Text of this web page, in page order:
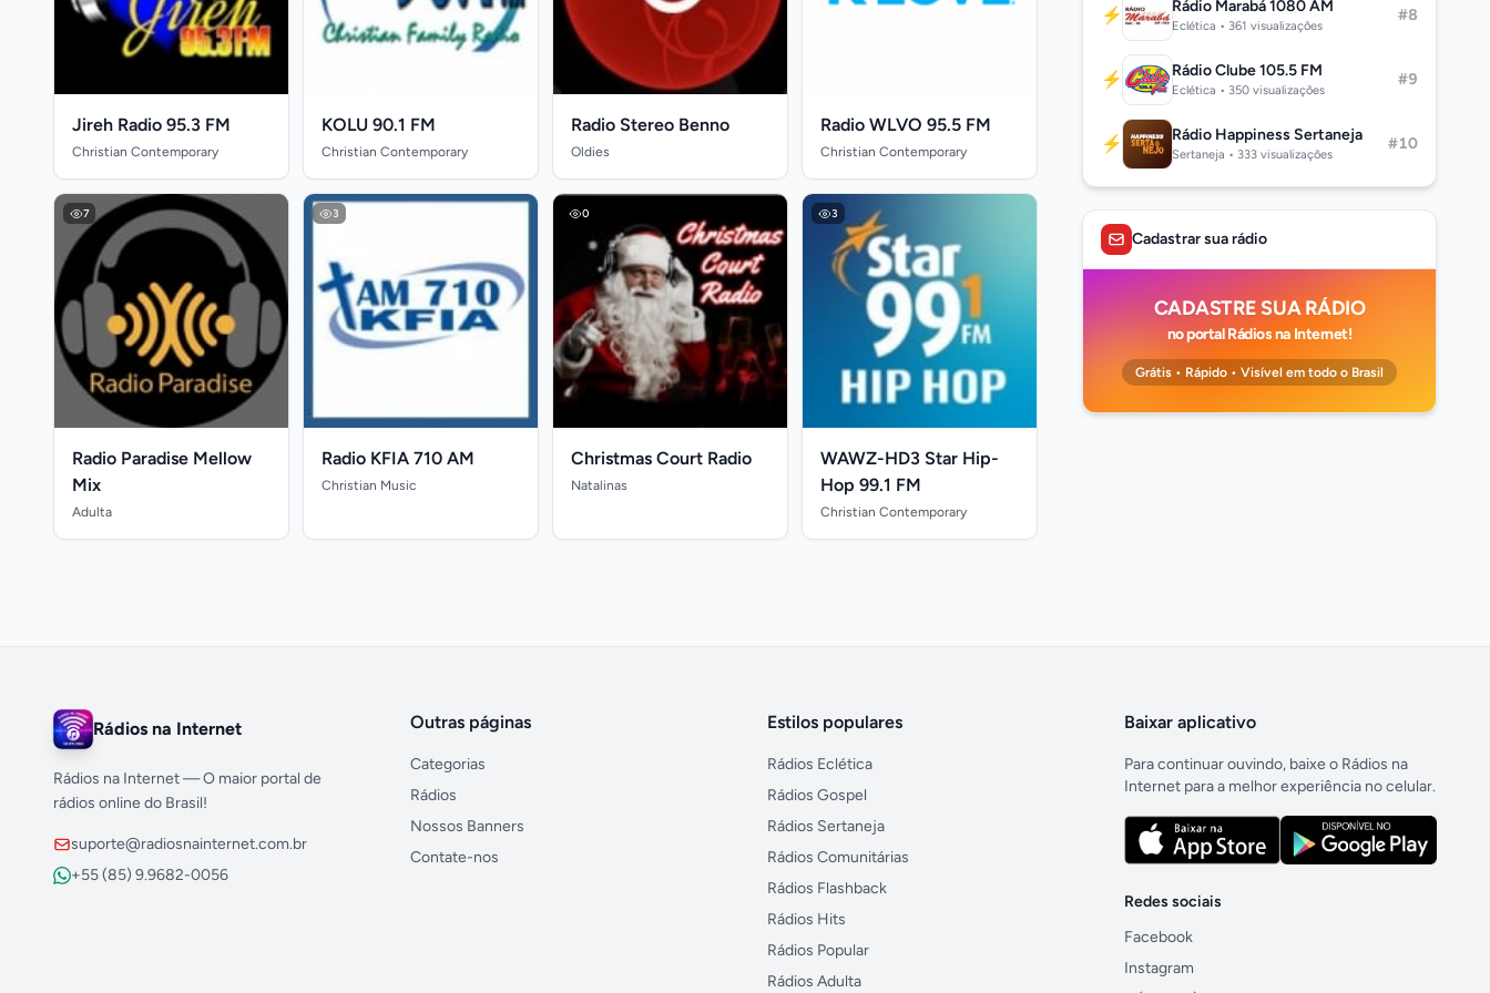
Jireh Radio 95.3 FM
Christian Contemporary
KOLU 90.1 FM
Christian Contemporary
Radio Stereo Benno
Oldies
Radio WLVO 95.5 FM
Christian Contemporary
7
Radio Paradise Mellow
Mix
Adulta
3
Radio KFIA 710 AM
Christian Music
0
Christmas Court Radio
Natalinas
3
WAWZ-HD3 Star Hip-
Hop 99.1 FM
Christian Contemporary
⚡ Rádio Marabá 1080 AM
Eclética • 361 visualizações
#8
⚡ Rádio Clube 105.5 FM
Eclética • 350 visualizações
#9
⚡ Rádio Happiness Sertaneja
Sertaneja • 333 visualizações
#10
Cadastrar sua rádio
CADASTRE SUA RÁDIO
no portal Rádios na Internet!
Grátis • Rápido • Visível em todo o Brasil
Rádios na Internet
Rádios na Internet — O maior portal de
rádios online do Brasil!
suporte@radiosnainternet.com.br
+55 (85) 9.9682-0056
Outras páginas
Categorias
Rádios
Nossos Banners
Contate-nos
Estilos populares
Rádios Eclética
Rádios Gospel
Rádios Sertaneja
Rádios Comunitárias
Rádios Flashback
Rádios Hits
Rádios Popular
Rádios Adulta
Baixar aplicativo
Para continuar ouvindo, baixe o Rádios na
Internet para a melhor experiência no celular.
Redes sociais
Facebook
Instagram